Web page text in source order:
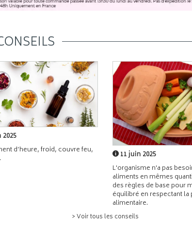
d’heure, froid, couvre feu,
11 juin 2025
L'organisme n'a pas
aliments en mêmes
des règles de base pour
équilibré en respectant la
alimentaire.
> Voir tous les conseils